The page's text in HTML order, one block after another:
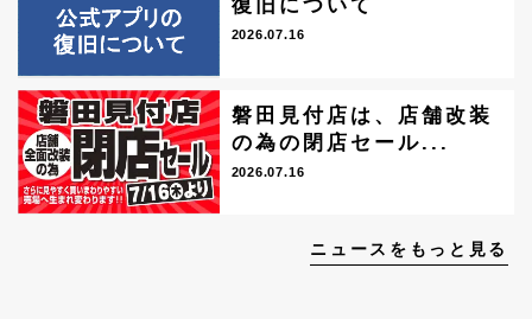
復旧について
2026.07.16
磐田見付店は、店舗改装
の為の閉店セール...
2026.07.16
ニュースをもっと見る